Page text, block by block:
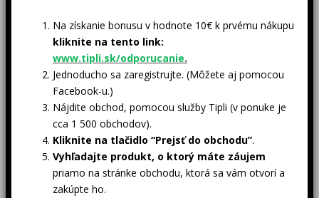
Na získanie bonusu v hodnote 10€ k prvému nákupu
kliknite na tento link:
www.tipli.sk/odporucanie.
Jednoducho sa zaregistrujte. (Môžete aj pomocou
Facebook-u.)
Nájdite obchod, pomocou služby Tipli (v ponuke je
cca 1 500 obchodov).
Kliknite na tlačidlo “Prejsť do obchodu”.
Vyhľadajte produkt, o ktorý máte záujem
priamo na stránke obchodu, ktorá sa vám otvorí a
zakúpte ho.